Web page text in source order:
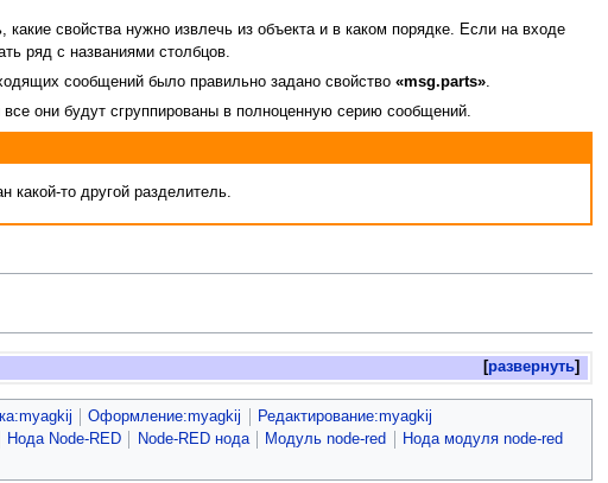
свойства нужно извлечь из объекта и в каком порядке. Если на входе
ряд с названиями столбцов.
сообщений было правильно задано свойство «msg.parts».
все они будут сгруппированы в полноценную серию сообщений.
то другой разделитель.
развернуть
Оформление:myagkij
Редактирование:myagkij
Нода Node-RED Node-RED нода Модуль node-red
Нода модуля node-red